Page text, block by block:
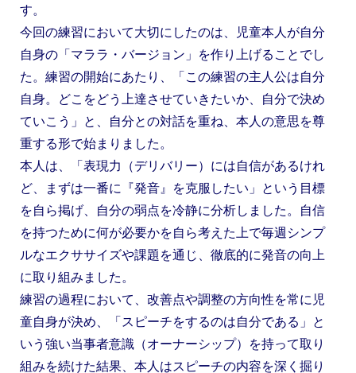
す。
今回の練習において大切にしたのは、児童本人が自分
自身の「マララ・バージョン」を作り上げることでし
た。練習の開始にあたり、「この練習の主人公は自分
自身。どこをどう上達させていきたいか、自分で決め
ていこう」と、自分との対話を重ね、本人の意思を尊
重する形で始まりました。
本人は、「表現力（デリバリー）には自信があるけれ
ど、まずは一番に『発音』を克服したい」という目標
を自ら掲げ、自分の弱点を冷静に分析しました。自信
を持つために何が必要かを自ら考えた上で毎週シンプ
ルなエクササイズや課題を通じ、徹底的に発音の向上
に取り組みました。
練習の過程において、改善点や調整の方向性を常に児
童自身が決め、「スピーチをするのは自分である」と
いう強い当事者意識（オーナーシップ）を持って取り
組みを続けた結果、本人はスピーチの内容を深く掘り